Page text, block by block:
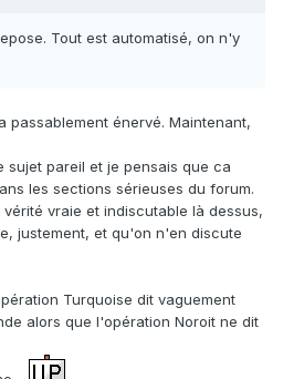
Tout est automatisé, on n'y
passablement énervé. Maintenant,
pareil et je pensais que ca
les sections sérieuses du forum.
vraie et indiscutable là dessus,
justement, et qu'on n'en discute
Turquoise dit vaguement
alors que l'opération Noroit ne dit